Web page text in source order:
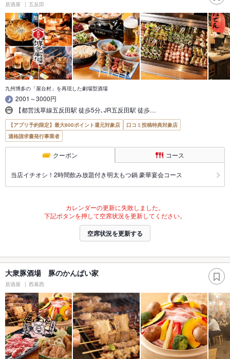
居酒屋 五反田
九州博多の「屋台村」を再現した劇場型酒場
2001～3000円
【都営浅草線五反田駅 徒歩5分､JR五反田駅 徒歩…
【アプリ予約限定】最大800ポイント還元対象店
口コミ投稿特典対象店
適格請求書発行事業者
クーポン コース
当店イチオシ！2時間飲み放題付き明太もつ鍋 豪華宴会コース
カレンダーの更新に失敗しました。
下記ボタンを押して空席状況を更新してください。
空席状況を更新する
大衆豚酒場 豚のかんぱい家
居酒屋 西葛西